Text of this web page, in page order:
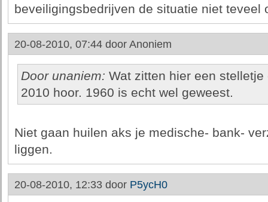
beveiligingsbedrijven de situatie niet teveel
20-08-2010, 07:44 door Anoniem
Door unaniem: Wat zitten hier een
2010 hoor. 1960 is echt wel geweest.
Niet gaan huilen aks je medische- bank-
liggen.
20-08-2010, 12:33 door P5ycH0